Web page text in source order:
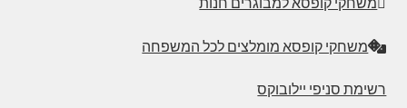
משחקי קופסא מומלצים לכל המשפחה
רשימת סניפי יילובוקס